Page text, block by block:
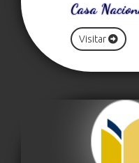
Casa
Visitar